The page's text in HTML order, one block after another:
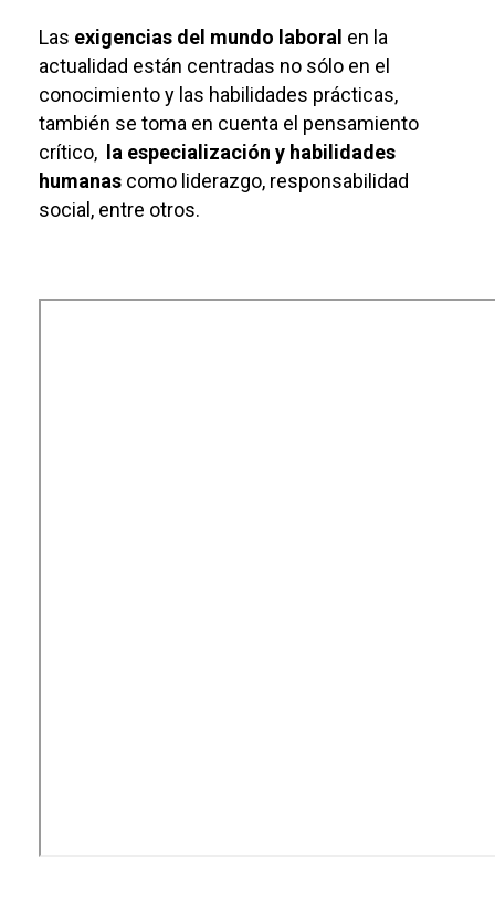
Las exigencias del mundo laboral en la
actualidad están centradas no sólo en el
conocimiento y las habilidades prácticas,
también se toma en cuenta el pensamiento
crítico,
la especialización y habilidades
humanas como liderazgo, responsabilidad
social, entre otros.